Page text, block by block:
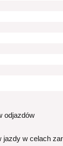
odjazdów
jazdy w celach